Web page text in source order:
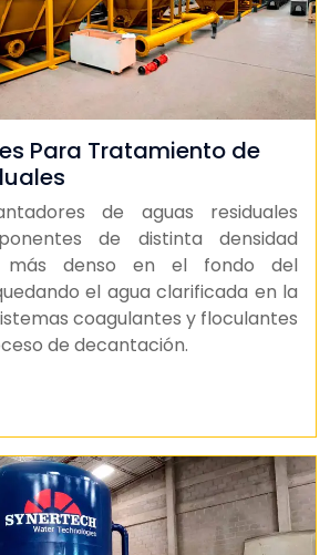
Para Tratamiento de
de aguas residuales
de distinta densidad
más denso en el fondo del
el agua clarificada en la
coagulantes y floculantes
de decantación.